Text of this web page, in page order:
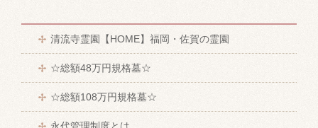
清流寺霊園【HOME】福岡・佐賀の霊園
☆総額48万円規格墓☆
☆総額108万円規格墓☆